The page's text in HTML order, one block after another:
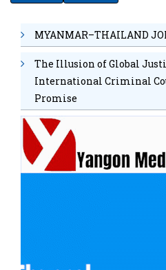
MYANMAR–THAILAND
The Illusion of Global
International Criminal
Promise